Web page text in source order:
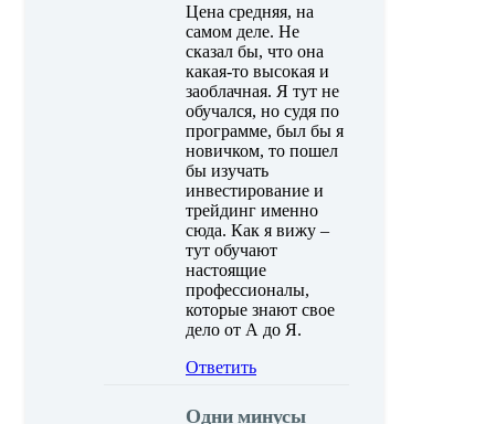
Цена средняя, на
самом деле. Не
сказал бы, что она
какая-то высокая и
заоблачная. Я тут не
обучался, но судя по
программе, был бы я
новичком, то пошел
бы изучать
инвестирование и
трейдинг именно
сюда. Как я вижу –
тут обучают
настоящие
профессионалы,
которые знают свое
дело от А до Я.
Ответить
Одни минусы